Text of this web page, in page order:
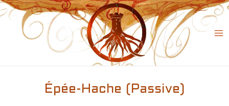
Skip
to
content
Épée-Hache (Passive)